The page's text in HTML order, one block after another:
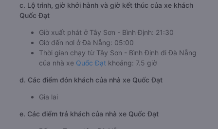
c. Lộ trình, giờ khởi hành và giờ kết thúc của xe khách
Quốc Đạt
Giờ xuất phát ở Tây Sơn - Bình Định: 21:30
Giờ đến nơi ở Đà Nẵng: 05:00
Thời gian chạy từ Tây Sơn - Bình Định đi Đà Nẵng
của nhà xe Quốc Đạt khoảng: 7.5 giờ
d. Các điểm đón khách của nhà xe Quốc Đạt
Gia lai
e. Các điểm trả khách của nhà xe Quốc Đạt